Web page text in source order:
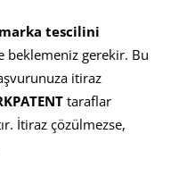
marka tescilini
gerekir. Bu
itiraz
taraflar
İtiraz çözülmezse,